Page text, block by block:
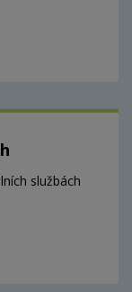
službách